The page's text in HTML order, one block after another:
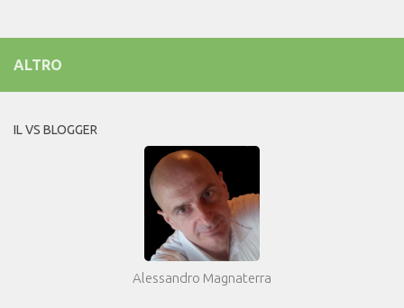
ALTRO
IL VS BLOGGER
Alessandro Magnaterra